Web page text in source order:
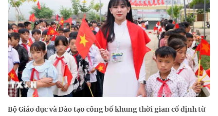
Bộ Giáo dục và Đào tạo công bố khung thời gian cố định từ